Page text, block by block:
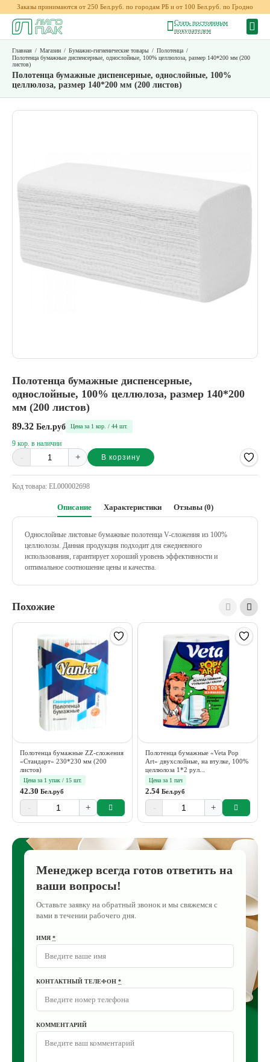
Заказы принимаются от 250 Бел.руб. по городам РБ и от 100 Бел.руб. по Гродно
Стать постоянным
покупателем
Главная / Магазин / Бумажно-гигиенические товары / Полотенца /
Полотенца бумажные диспенсерные, однослойные, 100% целлюлоза, размер 140*200 мм (200
листов)
Полотенца бумажные диспенсерные, однослойные, 100%
целлюлоза, размер 140*200 мм (200 листов)
Полотенца бумажные диспенсерные,
однослойные, 100% целлюлоза, размер 140*200
мм (200 листов)
89.32 Бел.руб Цена за 1 кор. / 44 шт.
9 кор. в наличии
- + В корзину
Alternative:
Код товара: EL000002698
Описание Характеристики Отзывы (0)
Однослойные листовые бумажные полотенца V-сложения из 100%
целлюлозы. Данная продукция подходит для ежедневного
использования, гарантирует хороший уровень эффективности и
оптимальное соотношение цены и качества.
Похожие
Полотенца бумажные ZZ-сложения
«Стандарт» 230*230 мм (200
листов)
Цена за 1 упак / 15 шт.
42.30 Бел.руб
- +
Полотенца бумажные «Veta Pop
Art» двухслойные, на втулке, 100%
целлюлоза 1*2 рул...
Цена за 1 пач
2.54 Бел.руб
- +
Менеджер всегда готов ответить на
ваши вопросы!
Оставьте заявку на обратный звонок и мы свяжемся с
вами в течении рабочего дня.
ИМЯ *
КОНТАКТНЫЙ ТЕЛЕФОН *
КОММЕНТАРИЙ